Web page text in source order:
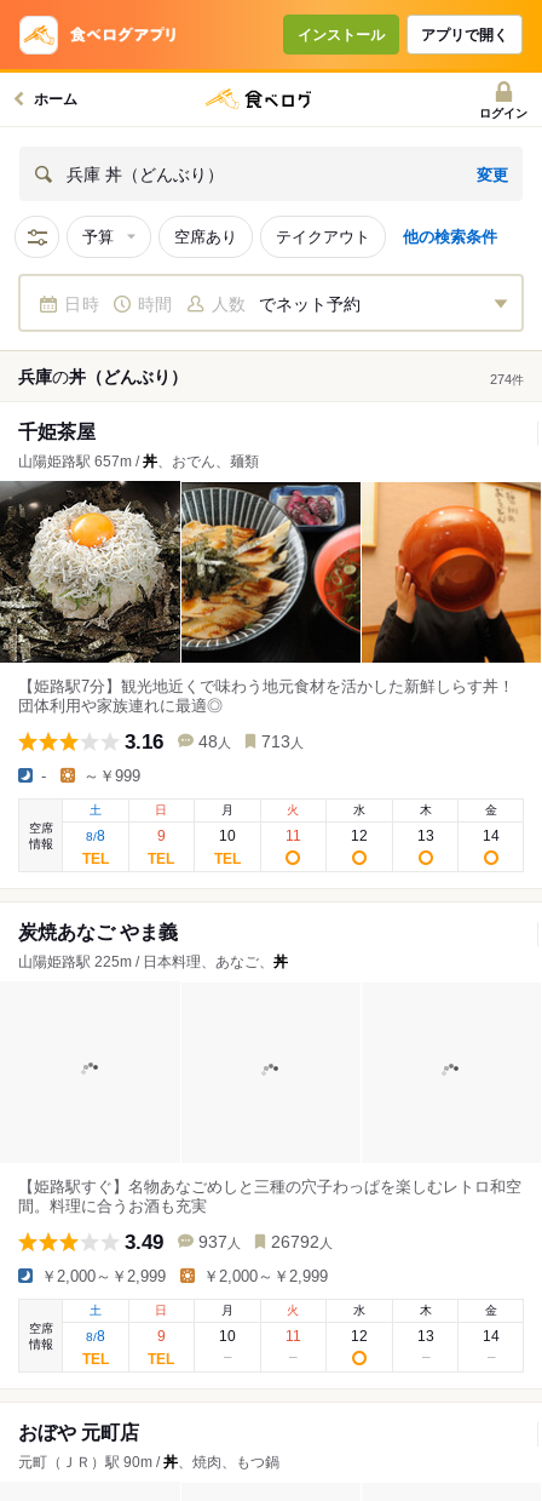
インストール アプリで開く
ホーム
ログイン
兵庫 丼（どんぶり） 変更
予算 空席あり テイクアウト 他の検索条件
日時 時間 人数 でネット予約
兵庫の丼（どんぶり） 274件
千姫茶屋
山陽姫路駅 657m /丼、おでん、麺類
【姫路駅7分】観光地近くで味わう地元食材を活かした新鮮しらす丼！
団体利用や家族連れに最適◎
3.16 48 人 713 人
- ～￥999
空席
情報
土
8/8
日
9
月
10
火
11
水
12
木
13
金
14
炭焼あなご やま義
山陽姫路駅 225m / 日本料理、あなご、 丼
【姫路駅すぐ】名物あなごめしと三種の穴子わっぱを楽しむレトロ和空
間。料理に合うお酒も充実
3.49 937 人 26792 人
￥2,000～￥2,999 ￥2,000～￥2,999
空席
情報
土
8/8
日
9
月
10
火
11
水
12
木
13
金
14
おぼや 元町店
元町（ＪＲ）駅 90m /丼、焼肉、もつ鍋